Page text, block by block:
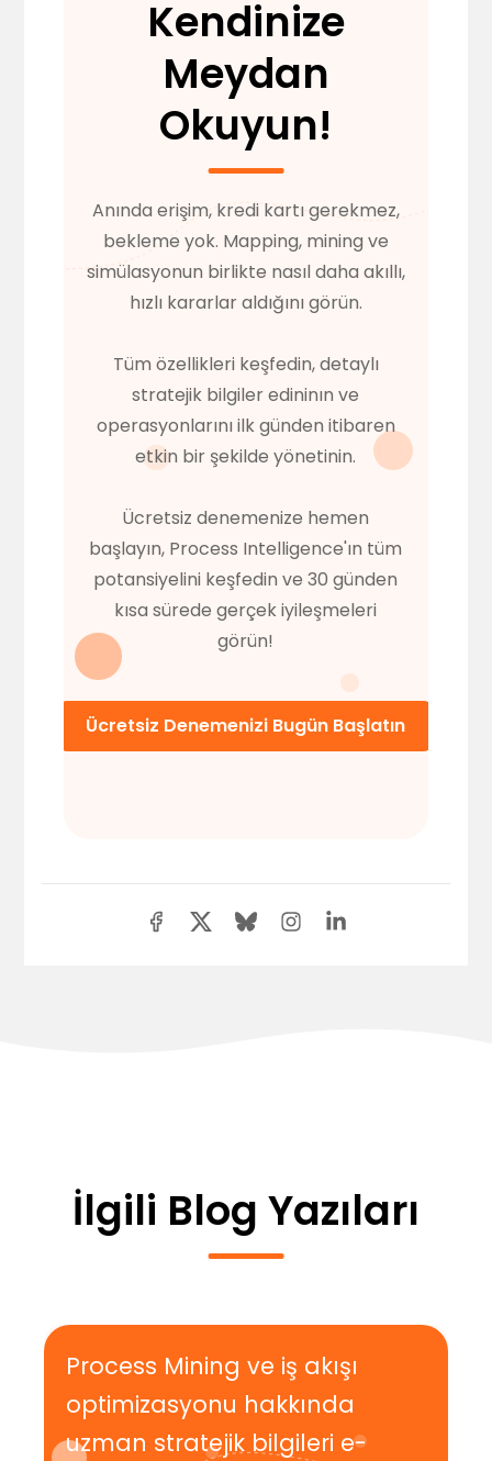
Kendinize
Meydan
Okuyun!
Anında erişim, kredi kartı gerekmez,
bekleme yok. Mapping, mining ve
simülasyonun birlikte nasıl daha akıllı,
hızlı kararlar aldığını görün.
Tüm özellikleri keşfedin, detaylı
stratejik bilgiler edininın ve
operasyonlarını ilk günden itibaren
etkin bir şekilde yönetinin.
Ücretsiz denemenize hemen
başlayın, Process Intelligence'ın tüm
potansiyelini keşfedin ve 30 günden
kısa sürede gerçek iyileşmeleri
görün!
Ücretsiz Denemenizi Bugün Başlatın
İlgili Blog Yazıları
Process Mining ve iş akışı
optimizasyonu hakkında
uzman stratejik bilgileri e-